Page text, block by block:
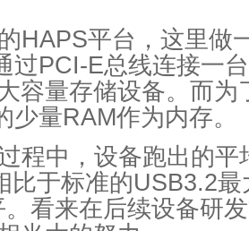
HAPS平台，这里做
过PCI-E总线连接一
容量存储设备。而为
少量RAM作为内存。
程中，设备跑出的平
比于标准的USB3.2
看来在后续设备研